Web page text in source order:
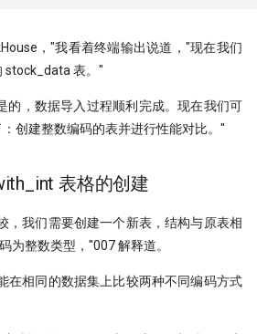
，"我看着终端输出说道，"现在我们
stock_data 表。"
的，数据导入过程顺利完成。现在我们可
创建整数编码的表并进行性能对比。"
表格的创建
，我们需要创建一个新表，结构与原表相
为整数类型，"007 解释道。
在相同的数据集上比较两种不同编码方式